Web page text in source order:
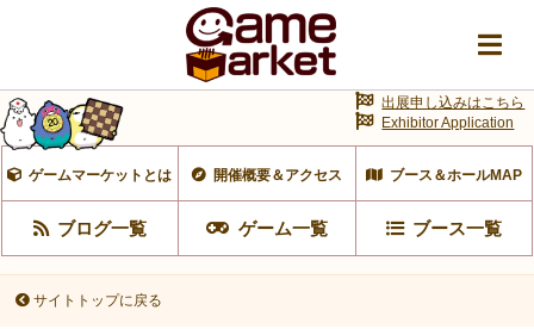
ゲームマーケットとは 開催概要＆アクセス ブース＆ホールMAP
ブログ一覧 ゲーム一覧 ブース一覧
出展申し込みはこちら
Exhibitor Application
サイトトップに戻る